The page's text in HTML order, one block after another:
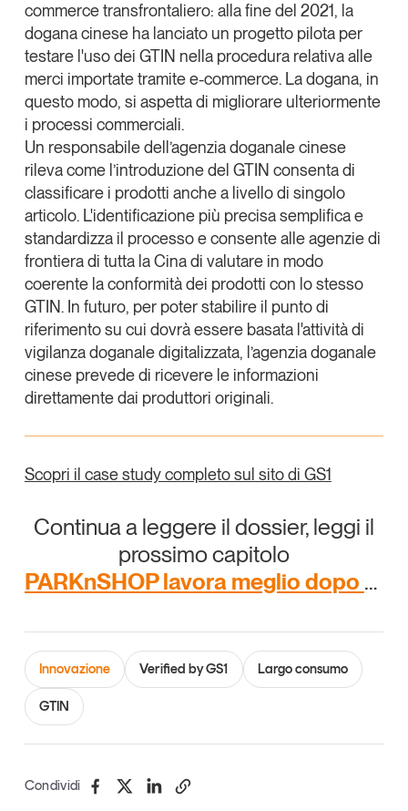
commerce transfrontaliero: alla fine del 2021, la
dogana cinese ha lanciato un progetto pilota per
testare l'uso dei GTIN nella procedura relativa alle
merci importate tramite e-commerce. La dogana, in
questo modo, si aspetta di migliorare ulteriormente
i processi commerciali.
Un responsabile dell’agenzia doganale cinese
rileva come l’introduzione del GTIN consenta di
classificare i prodotti anche a livello di singolo
articolo. L'identificazione più precisa semplifica e
standardizza il processo e consente alle agenzie di
frontiera di tutta la Cina di valutare in modo
coerente la conformità dei prodotti con lo stesso
GTIN. In futuro, per poter stabilire il punto di
riferimento su cui dovrà essere basata l'attività di
vigilanza doganale digitalizzata, l’agenzia doganale
cinese prevede di ricevere le informazioni
direttamente dai produttori originali.
Scopri il case study completo sul sito di GS1
Continua a leggere il dossier, leggi il
prossimo capitolo
PARKnSHOP lavora meglio dopo aver implementato Verified by GS1
Innovazione Verified by GS1 Largo consumo
GTIN
Condividi